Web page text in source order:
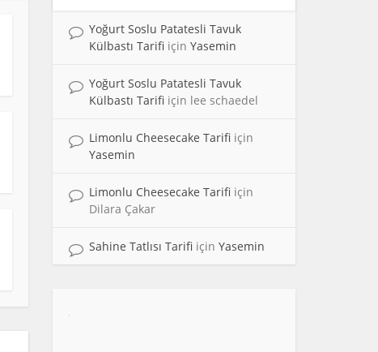
Yoğurt Soslu Patatesli Tavuk
Külbastı Tarifi için Yasemin
Yoğurt Soslu Patatesli Tavuk
Külbastı Tarifi için lee schaedel
Limonlu Cheesecake Tarifi için
Yasemin
Limonlu Cheesecake Tarifi için
Dilara Çakar
Sahine Tatlısı Tarifi için Yasemin